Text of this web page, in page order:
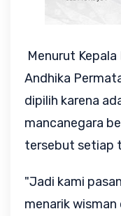
Menurut
Andhika
dipilih karena
mancanegara
tersebut setiap
"Jadi kami
menarik wisman